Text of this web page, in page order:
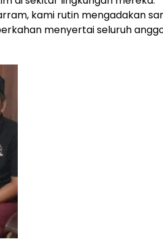
kami rutin mengadakan
menyertai seluruh